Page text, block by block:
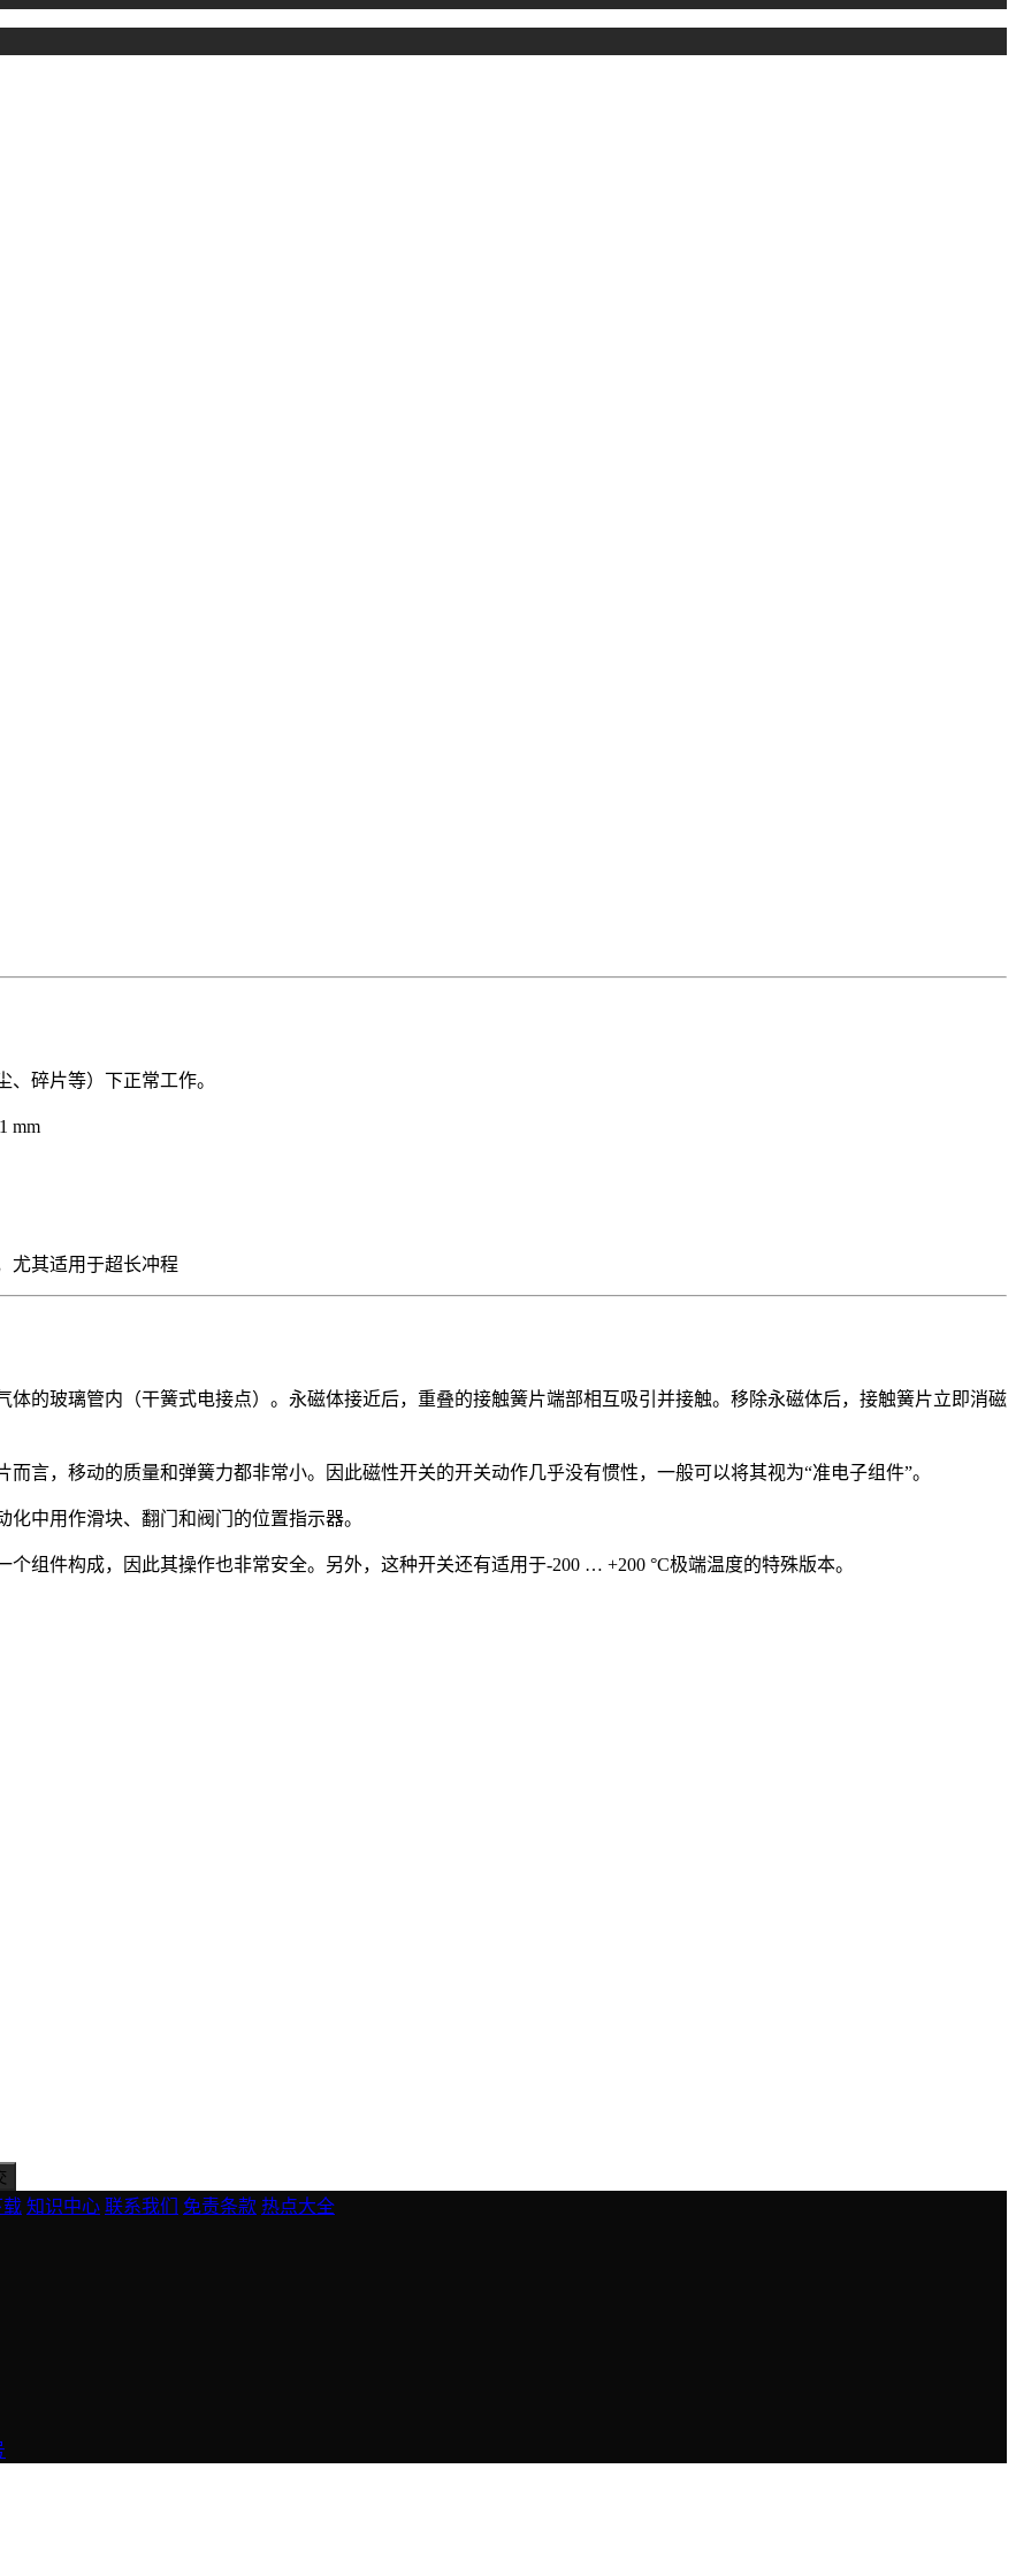
碎片等）下正常工作。
mm
尤其适用于超长冲程
的玻璃管内（干簧式电接点）。永磁体接近后，重叠的接触簧片端部相互吸引并接触。移除永磁体后，接触簧片立即消磁
言，移动的质量和弹簧力都非常小。因此磁性开关的开关动作几乎没有惯性，一般可以将其视为“准电子组件”。
中用作滑块、翻门和阀门的位置指示器。
组件构成，因此其操作也非常安全。另外，这种开关还有适用于-200 … +200 °C极端温度的特殊版本。
载 知识中心 联系我们 免责条款 热点大全